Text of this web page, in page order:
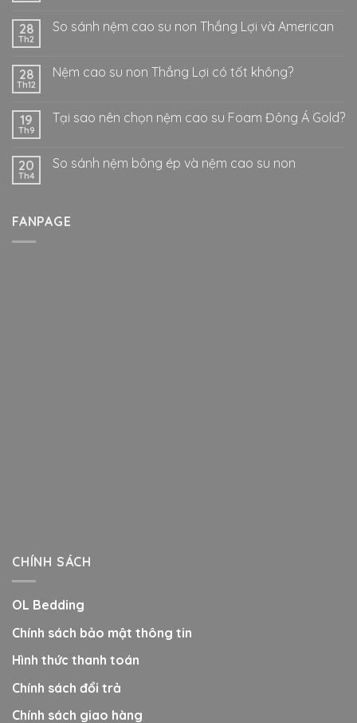
28
Th2
So sánh nệm cao su non Thắng Lợi và American
28
Th12
Nệm cao su non Thắng Lợi có tốt không?
19
Th9
Tại sao nên chọn nệm cao su Foam Đông Á Gold?
20
Th4
So sánh nệm bông ép và nệm cao su non
FANPAGE
CHÍNH SÁCH
OL Bedding
Chính sách bảo mật thông tin
Hình thức thanh toán
Chính sách đổi trả
Chính sách giao hàng